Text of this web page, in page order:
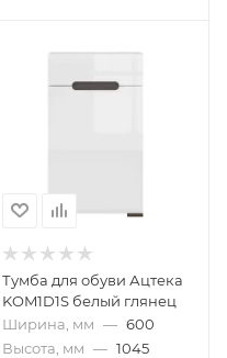
Тумба для обуви Ацтека
KOM1D1S белый глянец
Ширина, мм — 600
Высота, мм — 1045